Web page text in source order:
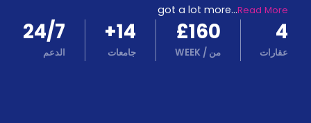
المدونة
أخبر
أصدقائك
got a lot more...Read More
4
عقارات
£160
من /
WEEK
14
+
جامعات
24/7
الدعم